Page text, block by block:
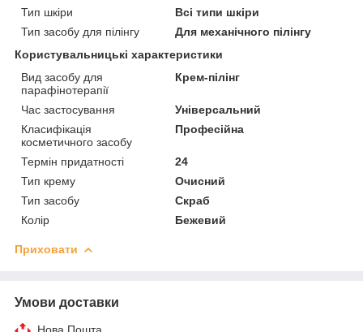
Тип шкіри
Всі типи шкіри
Тип засобу для пілінгу
Для механічного пілінгу
Користувальницькі характеристики
Вид засобу для
парафінотерапії
Крем-пілінг
Час застосування
Універсальний
Класифікація
косметичного засобу
Професійна
Термін придатності
24
Тип крему
Очисний
Тип засобу
Скраб
Колір
Бежевий
Приховати
Умови доставки
Нова Пошта